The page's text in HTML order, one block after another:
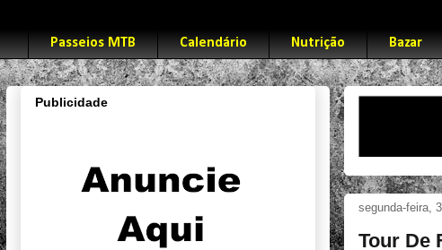
Passeios MTB Calendário Nutrição Bazar
segunda-feira,
Tour De
Publicidade